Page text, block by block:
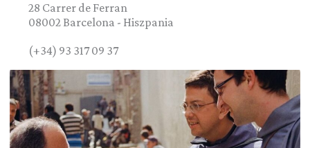
28 Carrer de Ferran
08002 Barcelona - Hiszpania
(+34) 93 317 09 37